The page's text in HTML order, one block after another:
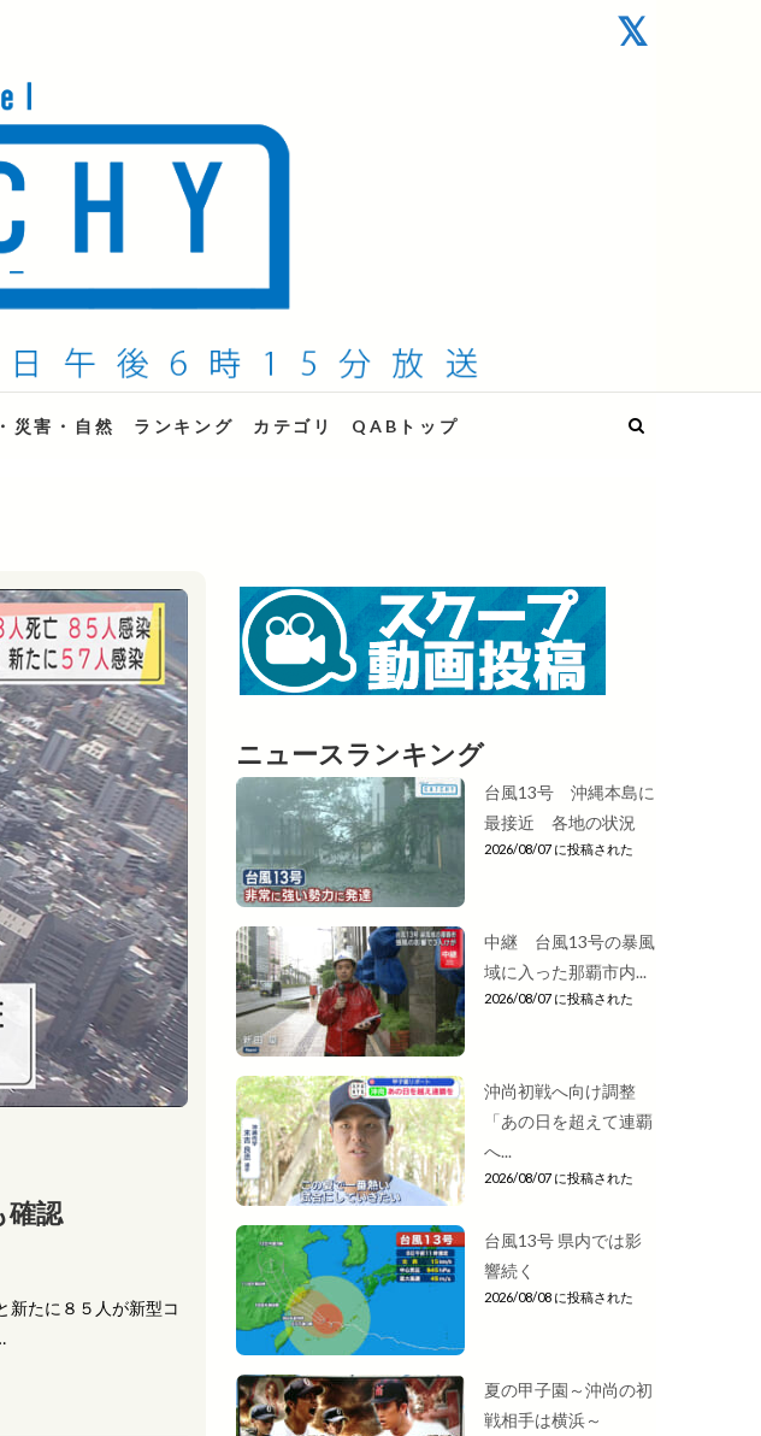
災害・自然 ランキング カテゴリ QABトップ
認
新たに８５人が新型コ
ニュースランキング
台風13号 沖縄本島に
最接近 各地の状況
2026/08/07 に投稿された
中継 台風13号の暴風
域に入った那覇市内...
2026/08/07 に投稿された
沖尚初戦へ向け調整
「あの日を超えて連覇
へ...
2026/08/07 に投稿された
台風13号 県内では影
響続く
2026/08/08 に投稿された
夏の甲子園～沖尚の初
戦相手は横浜～